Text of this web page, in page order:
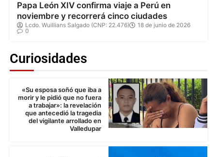
Papa León XIV confirma viaje a Perú en
noviembre y recorrerá cinco ciudades
Lcdo. Wuillians Salgado (CNP: 22.476)
18 de junio de 2026
0
Curiosidades
«Su esposa soñó que iba a
morir y le pidió que no fuera
a trabajar»: la revelación
que antecedió la tragedia
del vigilante arrollado en
Valledupar